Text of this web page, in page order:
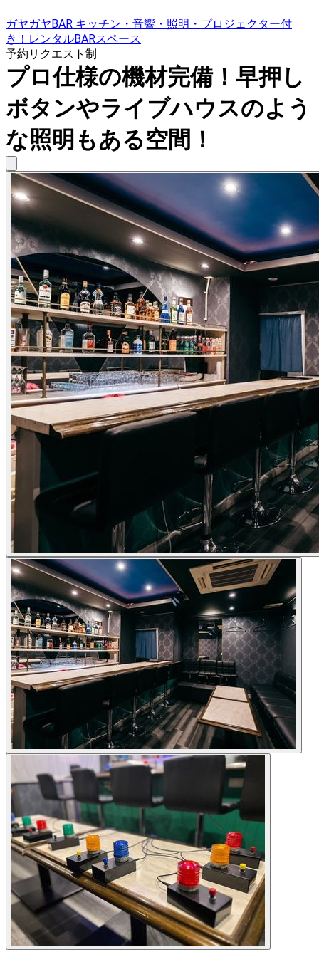
ガヤガヤBAR キッチン・音響・照明・プロジェクター付
き！レンタルBARスペース
予約リクエスト制
プロ仕様の機材完備！早押し
ボタンやライブハウスのよう
な照明もある空間！